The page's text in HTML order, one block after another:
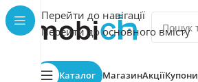
Перейти до навігації
Перейти до основного вмісту
Каталог МагазинАкціїКупони